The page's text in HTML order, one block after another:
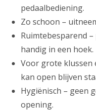
pedaalbediening.
Zo schoon –
Ruimtebesparend
handig in een hoek.
Voor grote klussen
kan open blijven
Hygiënisch – geen
opening.